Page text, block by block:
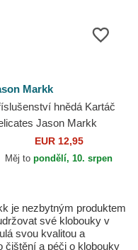
Markk
hnědá Kartáč
Jason Markk
EUR 12,95
Měj to pondělí, 10. srpen
je nezbytným produktem
své klobouky v
svou kvalitou a
čištění a péči o klobouky